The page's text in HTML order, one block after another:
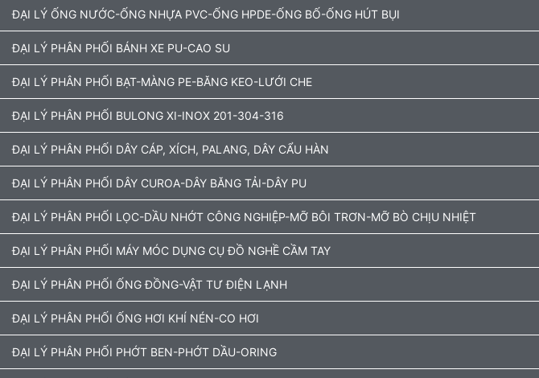
ĐẠI LÝ ỐNG NƯỚC-ỐNG NHỰA PVC-ỐNG HPDE-ỐNG BỐ-ỐNG HÚT BỤI
ĐẠI LÝ PHÂN PHỐI BÁNH XE PU-CAO SU
ĐẠI LÝ PHÂN PHỐI BẠT-MÀNG PE-BĂNG KEO-LƯỚI CHE
ĐẠI LÝ PHÂN PHỐI BULONG XI-INOX 201-304-316
ĐẠI LÝ PHÂN PHỐI DÂY CÁP, XÍCH, PALANG, DÂY CẨU HÀN
ĐẠI LÝ PHÂN PHỐI DÂY CUROA-DÂY BĂNG TẢI-DÂY PU
ĐẠI LÝ PHÂN PHỐI LỌC-DẦU NHỚT CÔNG NGHIỆP-MỠ BÔI TRƠN-MỠ BÒ CHỊU NHIỆT
ĐẠI LÝ PHÂN PHỐI MÁY MÓC DỤNG CỤ ĐỒ NGHỀ CẦM TAY
ĐẠI LÝ PHÂN PHỐI ỐNG ĐỒNG-VẬT TƯ ĐIỆN LẠNH
ĐẠI LÝ PHÂN PHỐI ỐNG HƠI KHÍ NÉN-CO HƠI
ĐẠI LÝ PHÂN PHỐI PHỚT BEN-PHỚT DẦU-ORING